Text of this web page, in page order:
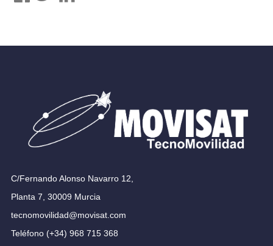
C/Fernando Alonso Navarro 12,
Planta 7, 30009 Murcia
tecnomovilidad@movisat.com
Teléfono (+34) 968 715 368